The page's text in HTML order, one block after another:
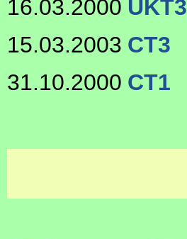
16.03.2000 UKT3
15.03.2003 CT3
31.10.2000 CT1